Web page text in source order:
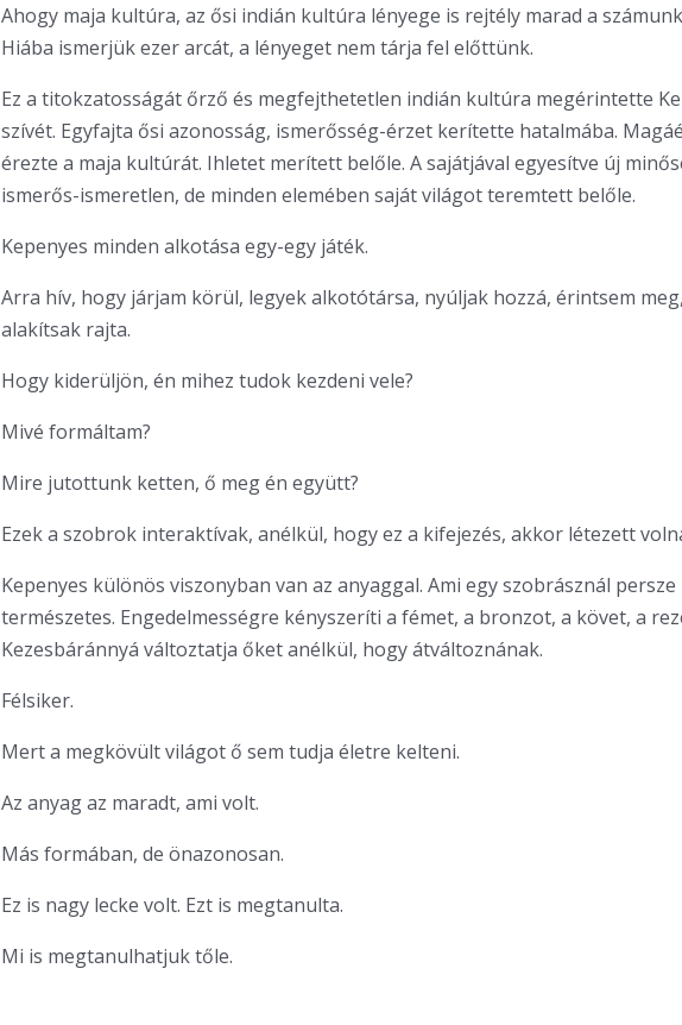
Ahogy maja kultúra, az ősi indián kultúra lényege is rejtély marad a
Hiába ismerjük ezer arcát, a lényeget nem tárja fel előttünk.
Ez a titokzatosságát őrző és megfejthetetlen indián kultúra megérintette
szívét. Egyfajta ősi azonosság, ismerősség-érzet kerítette hatalmába.
érezte a maja kultúrát. Ihletet merített belőle. A sajátjával egyesítve új
ismerős-ismeretlen, de minden elemében saját világot teremtett belőle.
Kepenyes minden alkotása egy-egy játék.
Arra hív, hogy járjam körül, legyek alkotótársa, nyúljak hozzá, érintsem meg,
alakítsak rajta.
Hogy kiderüljön, én mihez tudok kezdeni vele?
Mivé formáltam?
Mire jutottunk ketten, ő meg én együtt?
Ezek a szobrok interaktívak, anélkül, hogy ez a kifejezés, akkor létezett
Kepenyes különös viszonyban van az anyaggal. Ami egy szobrásznál persze
természetes. Engedelmességre kényszeríti a fémet, a bronzot, a követ, a
Kezesbáránnyá változtatja őket anélkül, hogy átváltoznának.
Félsiker.
Mert a megkövült világot ő sem tudja életre kelteni.
Az anyag az maradt, ami volt.
Más formában, de önazonosan.
Ez is nagy lecke volt. Ezt is megtanulta.
Mi is megtanulhatjuk tőle.